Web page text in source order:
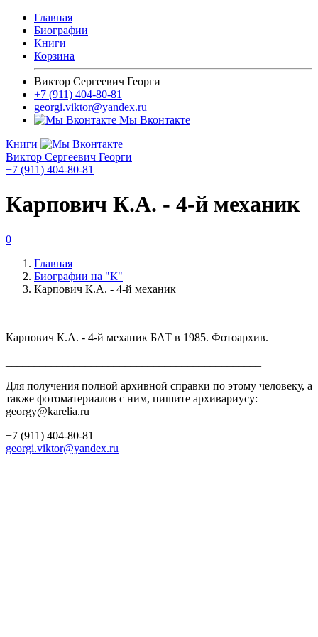
Главная
Биографии
Книги
Корзина
Виктор Сергеевич Георги
+7 (911) 404-80-81
georgi.viktor@yandex.ru
Мы Вконтакте
Книги
Виктор Сергеевич Георги
+7 (911) 404-80-81
Карпович К.А. - 4-й механик
0
Главная
Биографии на "К"
Карпович К.А. - 4-й механик
Карпович К.А. - 4-й механик БАТ в 1985. Фотоархив.
Для получения полной архивной справки по этому человеку, а
также фотоматериалов с ним, пишите архивариусу:
georgy@karelia.ru
+7 (911) 404-80-81
georgi.viktor@yandex.ru